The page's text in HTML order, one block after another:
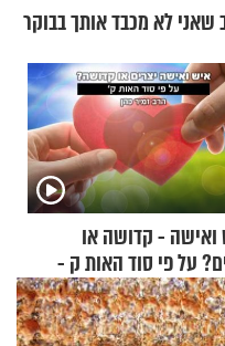
לא מכבד אותך בבוקר
ואישה - קדושה או
על פי סוד האות ק -
כהן